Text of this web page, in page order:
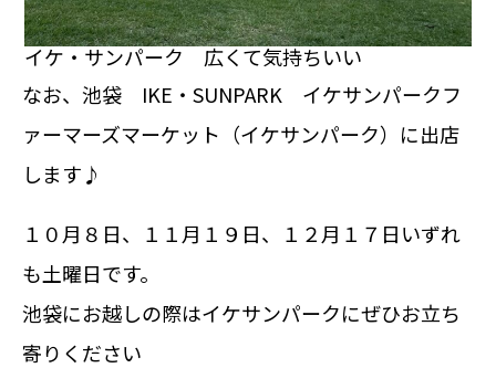
イケ・サンパーク 広くて気持ちいい
なお、池袋 IKE・SUNPARK イケサンパークフ
ァーマーズマーケット（イケサンパーク）に出店
します♪
１０月８日、１１月１９日、１２月１７日いずれ
も土曜日です。
池袋にお越しの際はイケサンパークにぜひお立ち
寄りください